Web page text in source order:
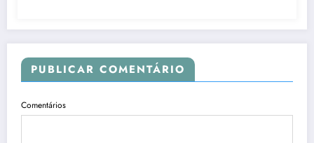
PUBLICAR COMENTÁRIO
Comentários